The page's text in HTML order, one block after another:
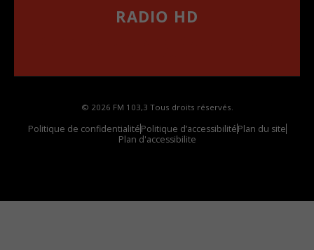
RADIO HD
© 2026 FM 103,3 Tous droits réservés.
Politique de confidentialitéPolitique d’accessibilitéPlan du site
Plan d'accessibilite